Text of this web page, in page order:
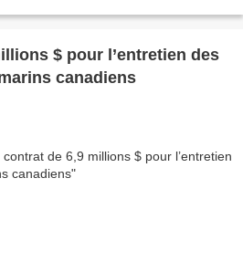
$ pour l’entretien des
canadiens